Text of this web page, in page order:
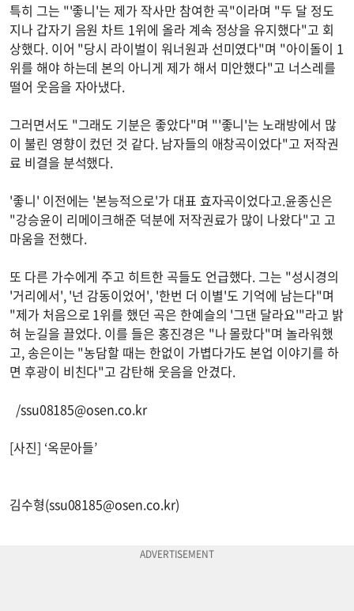
특히 그는 "'좋니'는 제가 작사만 참여한 곡"이라며 "두 달 정도
지나 갑자기 음원 차트 1위에 올라 계속 정상을 유지했다"고 회
상했다. 이어 "당시 라이벌이 워너원과 선미였다"며 "아이돌이 1
위를 해야 하는데 본의 아니게 제가 해서 미안했다"고 너스레를
떨어 웃음을 자아냈다.
그러면서도 "그래도 기분은 좋았다"며 "'좋니'는 노래방에서 많
이 불린 영향이 컸던 것 같다. 남자들의 애창곡이었다"고 저작권
료 비결을 분석했다.
'좋니' 이전에는 '본능적으로'가 대표 효자곡이었다고.윤종신은
"강승윤이 리메이크해준 덕분에 저작권료가 많이 나왔다"고 고
마움을 전했다.
또 다른 가수에게 주고 히트한 곡들도 언급했다. 그는 "성시경의
'거리에서', '넌 감동이었어', '한번 더 이별'도 기억에 남는다"며
"제가 처음으로 1위를 했던 곡은 한예슬의 '그댄 달라요'"라고 밝
혀 눈길을 끌었다. 이를 들은 홍진경은 "나 몰랐다"며 놀라워했
고, 송은이는 "농담할 때는 한없이 가볍다가도 본업 이야기를 하
면 후광이 비친다"고 감탄해 웃음을 안겼다.
/ssu08185@osen.co.kr
[사진] ‘옥문아들’
김수형(ssu08185@osen.co.kr)